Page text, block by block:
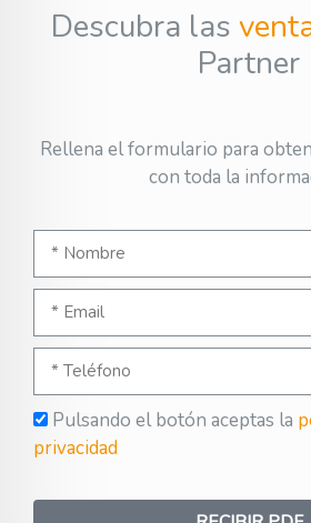
Descubra las
Partner
Rellena el formulario para
con toda la
Pulsando el botón aceptas la
privacidad